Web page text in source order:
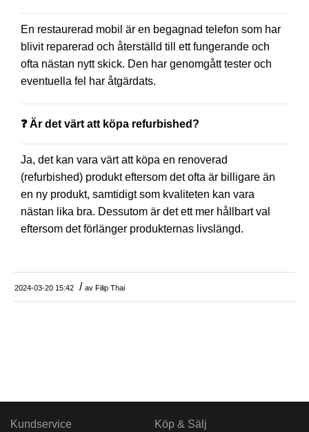
En restaurerad mobil är en begagnad telefon som har
blivit reparerad och återställd till ett fungerande och
ofta nästan nytt skick. Den har genomgått tester och
eventuella fel har åtgärdats.
❓ Är det värt att köpa refurbished?
Ja, det kan vara värt att köpa en renoverad
(refurbished) produkt eftersom det ofta är billigare än
en ny produkt, samtidigt som kvaliteten kan vara
nästan lika bra. Dessutom är det ett mer hållbart val
eftersom det förlänger produkternas livslängd.
2024-03-20 15:42 / av Filip Thai
Kundservice Köp & Sälj